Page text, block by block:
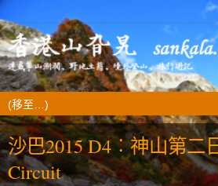
沙巴2015 D4︰神山第二
Circuit